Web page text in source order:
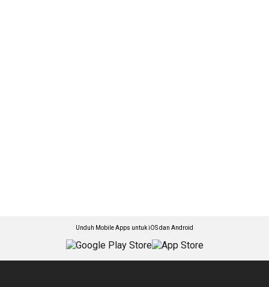
Unduh Mobile Apps untuk iOS dan Android